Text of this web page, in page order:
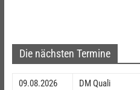
Die nächsten Termine
09.08.2026
DM Quali